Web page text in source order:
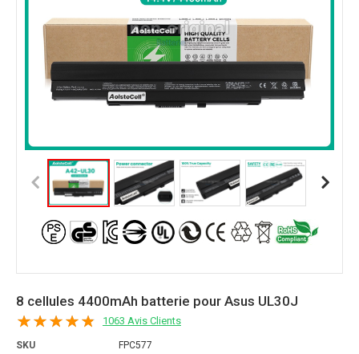
8 cellules 4400mAh batterie pour Asus UL30J
1063 Avis Clients
SKU
FPC577